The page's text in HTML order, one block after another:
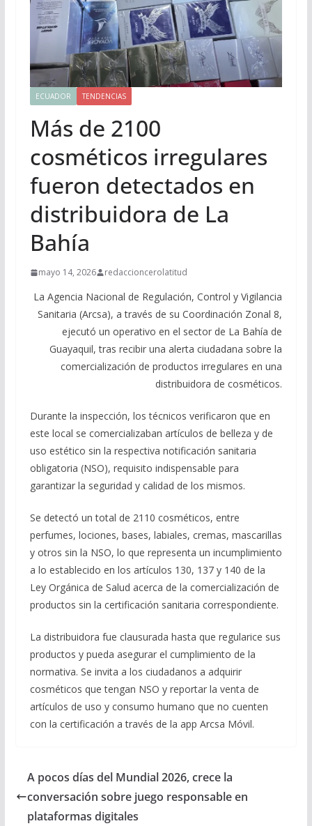
ECUADOR TENDENCIAS
Más de 2100
cosméticos irregulares
fueron detectados en
distribuidora de La
Bahía
mayo 14, 2026 redaccioncerolatitud
La Agencia Nacional de Regulación, Control y Vigilancia
Sanitaria (Arcsa), a través de su Coordinación Zonal 8,
ejecutó un operativo en el sector de La Bahía de
Guayaquil, tras recibir una alerta ciudadana sobre la
comercialización de productos irregulares en una
distribuidora de cosméticos.
Durante la inspección, los técnicos verificaron que en
este local se comercializaban artículos de belleza y de
uso estético sin la respectiva notificación sanitaria
obligatoria (NSO), requisito indispensable para
garantizar la seguridad y calidad de los mismos.
Se detectó un total de 2110 cosméticos, entre
perfumes, lociones, bases, labiales, cremas, mascarillas
y otros sin la NSO, lo que representa un incumplimiento
a lo establecido en los artículos 130, 137 y 140 de la
Ley Orgánica de Salud acerca de la comercialización de
productos sin la certificación sanitaria correspondiente.
La distribuidora fue clausurada hasta que regularice sus
productos y pueda asegurar el cumplimiento de la
normativa. Se invita a los ciudadanos a adquirir
cosméticos que tengan NSO y reportar la venta de
artículos de uso y consumo humano que no cuenten
con la certificación a través de la app Arcsa Móvil.
A pocos días del Mundial 2026, crece la
conversación sobre juego responsable en
plataformas digitales